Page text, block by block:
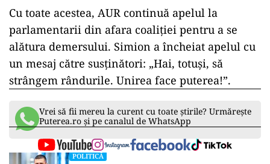
Cu toate acestea, AUR continuă apelul la
parlamentarii din afara coaliției pentru a se
alătura demersului. Simion a încheiat apelul cu
un mesaj către susținători: „Hai, totuși, să
strângem rândurile. Unirea face puterea!”.
Vrei să fii mereu la curent cu toate știrile? Urmărește
Puterea.ro și pe canalul de WhatsApp
POLITICĂ